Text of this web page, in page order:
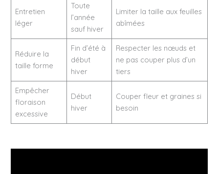
Entretien
léger
Toute
l’année
sauf hiver
Limiter la taille aux feuilles
abîmées
Réduire la
taille forme
Fin d’été à
début
hiver
Respecter les nœuds et
ne pas couper plus d’un
tiers
Empêcher
floraison
excessive
Début
hiver
Couper fleur et graines si
besoin